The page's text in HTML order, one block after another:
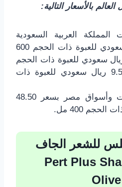
بالأسعار التالية:
المملكة العربية السعودية
بسعر 27.31 ريال سعودي للعبوة ذات الحجم 600
وبسعر 18.50 ريال سعودي للعبوة ذات الحجم
400 مل، وبسعر 9.59 ريال سعودي للعبوة ذات
ويتوافر في صيدليات وأسواق مصر بسعر 48.50
400 مل.
للشعر الجاف
Pert Plus